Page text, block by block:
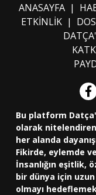
ANASAYFA|
ETKİNLİK|
Bu platform
olarak
her alanda
Fikirde, eylemde
İnsanlığın eşitlik,
bir dünya için
olmayı